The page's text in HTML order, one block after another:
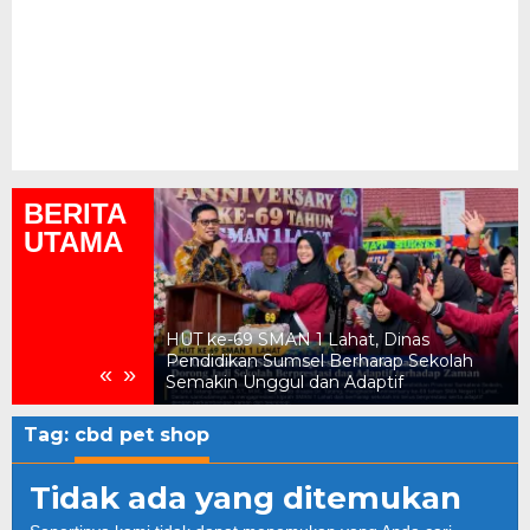
BERITA
UTAMA
« »
HUT ke-69 SMAN 1 Lahat, Dinas
Pendidikan Sumsel Berharap Sekolah
Semakin Unggul dan Adaptif
Tag: cbd pet shop
Tidak ada yang ditemukan